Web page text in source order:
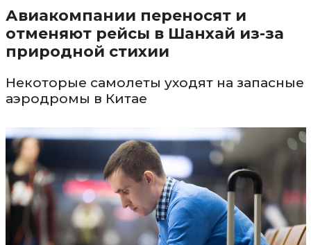
Авиакомпании переносят и
отменяют рейсы в Шанхай из-за
природной стихии
Некоторые самолеты уходят на запасные
аэродромы в Китае